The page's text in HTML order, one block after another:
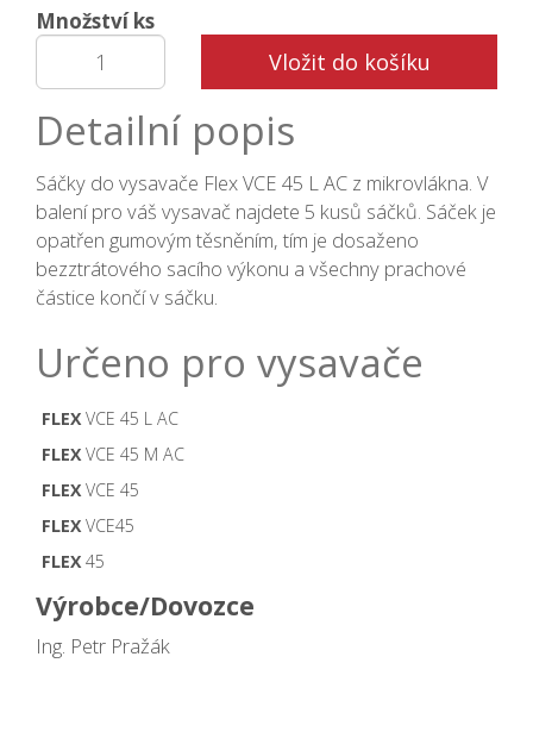
Množství ks
Vložit do košíku
Detailní popis
Sáčky do vysavače Flex VCE 45 L AC z mikrovlákna. V
balení pro váš vysavač najdete 5 kusů sáčků. Sáček je
opatřen gumovým těsněním, tím je dosaženo
bezztrátového sacího výkonu a všechny prachové
částice končí v sáčku.
Určeno pro vysavače
FLEXVCE 45 L AC
FLEXVCE 45 M AC
FLEXVCE 45
FLEXVCE45
FLEX45
Výrobce/Dovozce
Ing. Petr Pražák